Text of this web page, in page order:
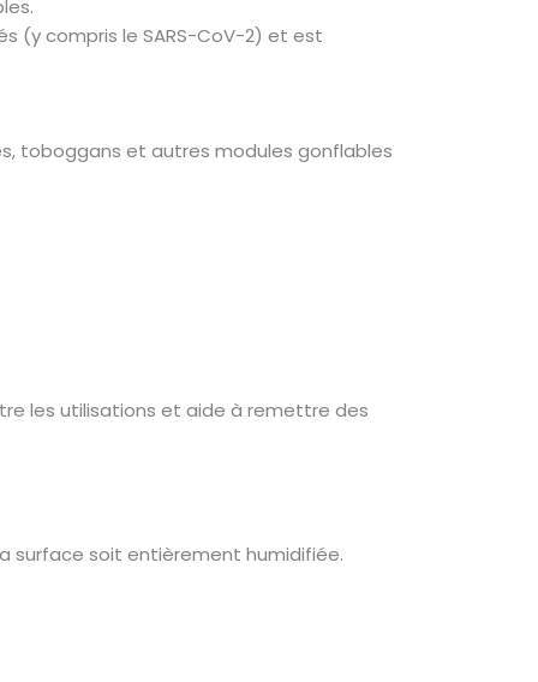
(y compris le SARS-CoV-2) et est
toboggans et autres modules gonflables
les utilisations et aide à remettre des
surface soit entièrement humidifiée.